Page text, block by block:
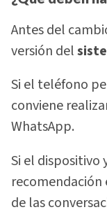
Antes del
versión del
Si el teléfono
conviene
WhatsApp.
Si el dispositivo
recomendación
de las